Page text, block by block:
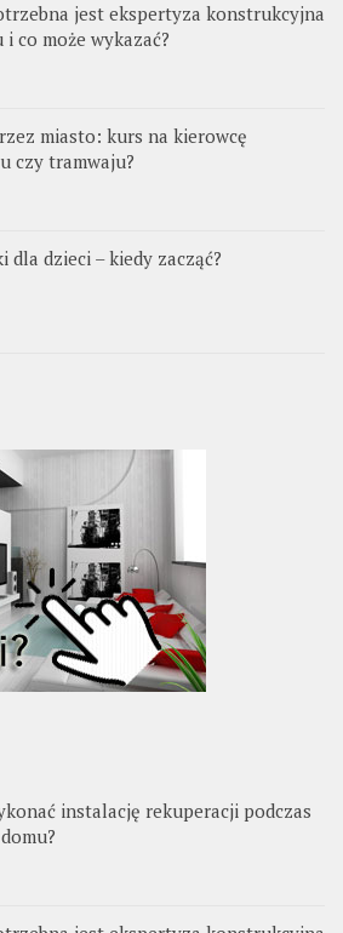
jest ekspertyza konstrukcyjna
i co może wykazać?
miasto: kurs na kierowcę
czy tramwaju?
dla dzieci – kiedy zacząć?
instalację rekuperacji podczas